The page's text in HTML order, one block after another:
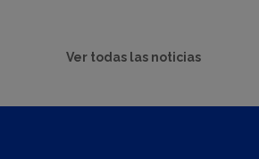
Ver todas las noticias